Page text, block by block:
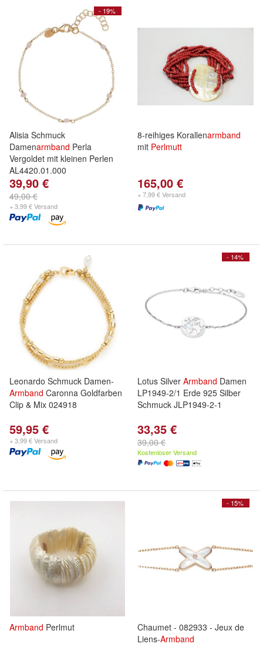
- 19%
Alisia Schmuck
Damenarmband Perla
Vergoldet mit kleinen Perlen
AL4420.01.000
39,90 €
49,00 €
+ 3,99 € Versand
8-reihiges Korallenarmband
mit Perlmutt
165,00 €
+ 7,99 € Versand
Leonardo Schmuck Damen-
Armband Caronna Goldfarben
Clip & Mix 024918
59,95 €
+ 3,99 € Versand
- 14%
Lotus Silver Armband Damen
LP1949-2/1 Erde 925 Silber
Schmuck JLP1949-2-1
33,35 €
39,00 €
Kostenloser Versand
Armband Perlmut
- 15%
Chaumet - 082933 - Jeux de
Liens-Armband